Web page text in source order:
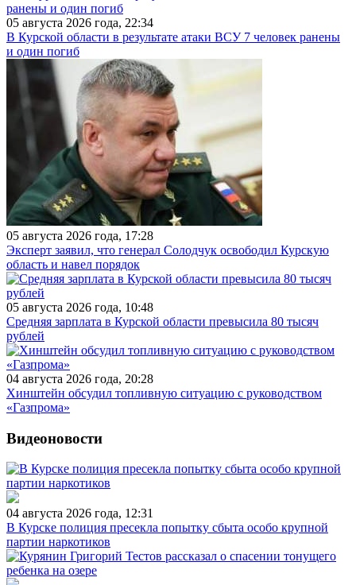
05 августа 2026 года, 22:34
В Курской области в результате атаки ВСУ 7 человек ранены
и один погиб
05 августа 2026 года, 17:28
Эксперт заявил, что генерал Солодчук освободил Курскую
область и навел порядок
05 августа 2026 года, 10:48
Средняя зарплата в Курской области превысила 80 тысяч
рублей
04 августа 2026 года, 20:28
Хинштейн обсудил топливную ситуацию с руководством
«Газпрома»
Видеоновости
04 августа 2026 года, 12:31
В Курске полиция пресекла попытку сбыта особо крупной
партии наркотиков